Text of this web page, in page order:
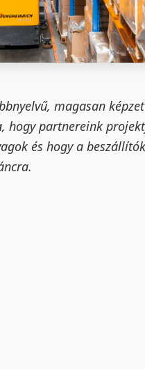
magasan
hogy partnereink
és hogy a